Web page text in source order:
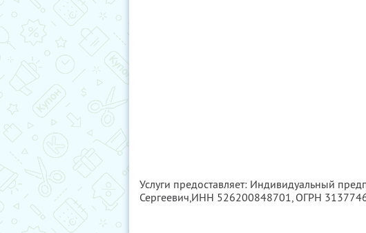
Услуги предоставляет: Индивидуальный
Сергеевич,ИНН 526200848701, ОГРН